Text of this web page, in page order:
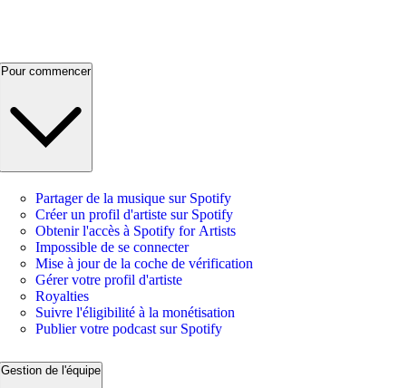
Pour commencer
Partager de la musique sur Spotify
Créer un profil d'artiste sur Spotify
Obtenir l'accès à Spotify for Artists
Impossible de se connecter
Mise à jour de la coche de vérification
Gérer votre profil d'artiste
Royalties
Suivre l'éligibilité à la monétisation
Publier votre podcast sur Spotify
Gestion de l'équipe